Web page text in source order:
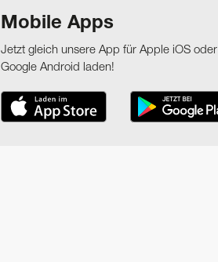
Mobile Apps
Jetzt gleich unsere App für Apple iOS oder
Google Android laden!